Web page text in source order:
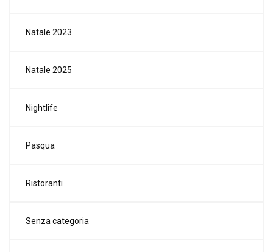
Natale 2023
Natale 2025
Nightlife
Pasqua
Ristoranti
Senza categoria